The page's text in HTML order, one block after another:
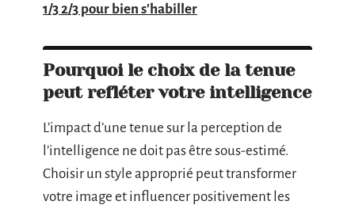
1/3 2/3 pour bien s'habiller
Pourquoi le choix de la tenue
peut refléter votre intelligence
L’impact d’une tenue sur la perception de
l’intelligence ne doit pas être sous-estimé.
Choisir un style approprié peut transformer
votre image et influencer positivement les